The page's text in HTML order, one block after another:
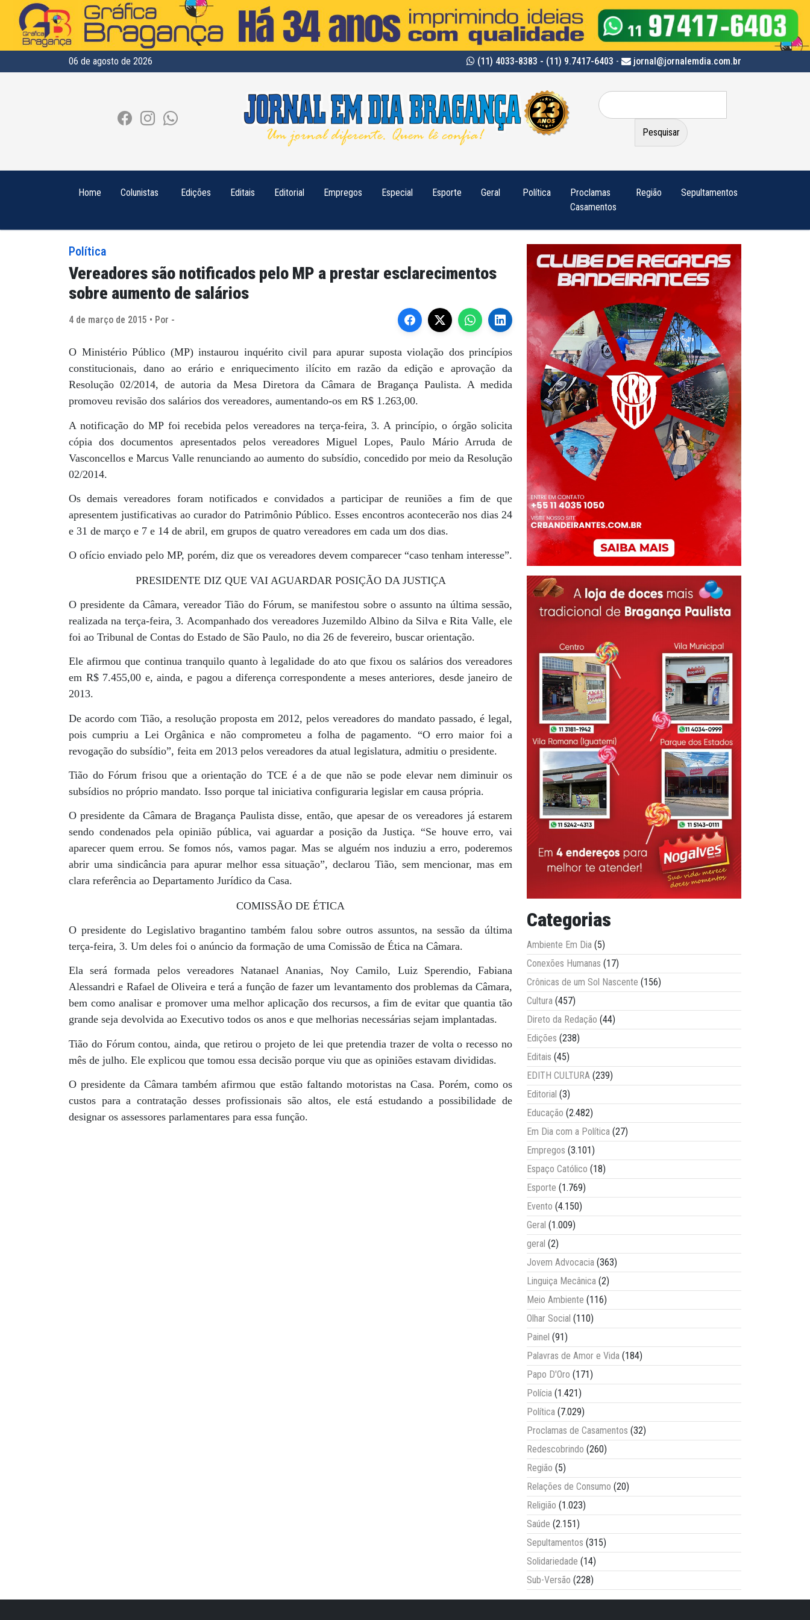
06 de agosto de 2026 (11) 4033-8383 - (11) 9.7417-6403 - jornal@jornalemdia.com.br
Pesquisar
por:
Home Colunistas Edições Editais Editorial Empregos Especial Esporte Geral Política
Proclamas
Casamentos
Região Sepultamentos
Política
Vereadores são notificados pelo MP a prestar esclarecimentos
sobre aumento de salários
4 de março de 2015 • Por -
O Ministério Público (MP) instaurou inquérito civil para apurar suposta violação dos princípios
constitucionais, dano ao erário e enriquecimento ilícito em razão da edição e aprovação da
Resolução 02/2014, de autoria da Mesa Diretora da Câmara de Bragança Paulista. A medida
promoveu revisão dos salários dos vereadores, aumentando-os em R$ 1.263,00.
A notificação do MP foi recebida pelos vereadores na terça-feira, 3. A princípio, o órgão solicita
cópia dos documentos apresentados pelos vereadores Miguel Lopes, Paulo Mário Arruda de
Vasconcellos e Marcus Valle renunciando ao aumento do subsídio, concedido por meio da Resolução
02/2014.
Os demais vereadores foram notificados e convidados a participar de reuniões a fim de que
apresentem justificativas ao curador do Patrimônio Público. Esses encontros acontecerão nos dias 24
e 31 de março e 7 e 14 de abril, em grupos de quatro vereadores em cada um dos dias.
O ofício enviado pelo MP, porém, diz que os vereadores devem comparecer “caso tenham interesse”.
PRESIDENTE DIZ QUE VAI AGUARDAR POSIÇÃO DA JUSTIÇA
O presidente da Câmara, vereador Tião do Fórum, se manifestou sobre o assunto na última sessão,
realizada na terça-feira, 3. Acompanhado dos vereadores Juzemildo Albino da Silva e Rita Valle, ele
foi ao Tribunal de Contas do Estado de São Paulo, no dia 26 de fevereiro, buscar orientação.
Ele afirmou que continua tranquilo quanto à legalidade do ato que fixou os salários dos vereadores
em R$ 7.455,00 e, ainda, e pagou a diferença correspondente a meses anteriores, desde janeiro de
2013.
De acordo com Tião, a resolução proposta em 2012, pelos vereadores do mandato passado, é legal,
pois cumpriu a Lei Orgânica e não comprometeu a folha de pagamento. “O erro maior foi a
revogação do subsídio”, feita em 2013 pelos vereadores da atual legislatura, admitiu o presidente.
Tião do Fórum frisou que a orientação do TCE é a de que não se pode elevar nem diminuir os
subsídios no próprio mandato. Isso porque tal iniciativa configuraria legislar em causa própria.
O presidente da Câmara de Bragança Paulista disse, então, que apesar de os vereadores já estarem
sendo condenados pela opinião pública, vai aguardar a posição da Justiça. “Se houve erro, vai
aparecer quem errou. Se fomos nós, vamos pagar. Mas se alguém nos induziu a erro, poderemos
abrir uma sindicância para apurar melhor essa situação”, declarou Tião, sem mencionar, mas em
clara referência ao Departamento Jurídico da Casa.
COMISSÃO DE ÉTICA
O presidente do Legislativo bragantino também falou sobre outros assuntos, na sessão da última
terça-feira, 3. Um deles foi o anúncio da formação de uma Comissão de Ética na Câmara.
Ela será formada pelos vereadores Natanael Ananias, Noy Camilo, Luiz Sperendio, Fabiana
Alessandri e Rafael de Oliveira e terá a função de fazer um levantamento dos problemas da Câmara,
bem como analisar e promover uma melhor aplicação dos recursos, a fim de evitar que quantia tão
grande seja devolvida ao Executivo todos os anos e que melhorias necessárias sejam implantadas.
Tião do Fórum contou, ainda, que retirou o projeto de lei que pretendia trazer de volta o recesso no
mês de julho. Ele explicou que tomou essa decisão porque viu que as opiniões estavam divididas.
O presidente da Câmara também afirmou que estão faltando motoristas na Casa. Porém, como os
custos para a contratação desses profissionais são altos, ele está estudando a possibilidade de
designar os assessores parlamentares para essa função.
Categorias
Ambiente Em Dia (5)
Conexões Humanas (17)
Crônicas de um Sol Nascente (156)
Cultura (457)
Direto da Redação (44)
Edições (238)
Editais (45)
EDITH CULTURA (239)
Editorial (3)
Educação (2.482)
Em Dia com a Política (27)
Empregos (3.101)
Espaço Católico (18)
Esporte (1.769)
Evento (4.150)
Geral (1.009)
geral (2)
Jovem Advocacia (363)
Linguiça Mecânica (2)
Meio Ambiente (116)
Olhar Social (110)
Painel (91)
Palavras de Amor e Vida (184)
Papo D'Oro (171)
Polícia (1.421)
Política (7.029)
Proclamas de Casamentos (32)
Redescobrindo (260)
Região (5)
Relações de Consumo (20)
Religião (1.023)
Saúde (2.151)
Sepultamentos (315)
Solidariedade (14)
Sub-Versão (228)